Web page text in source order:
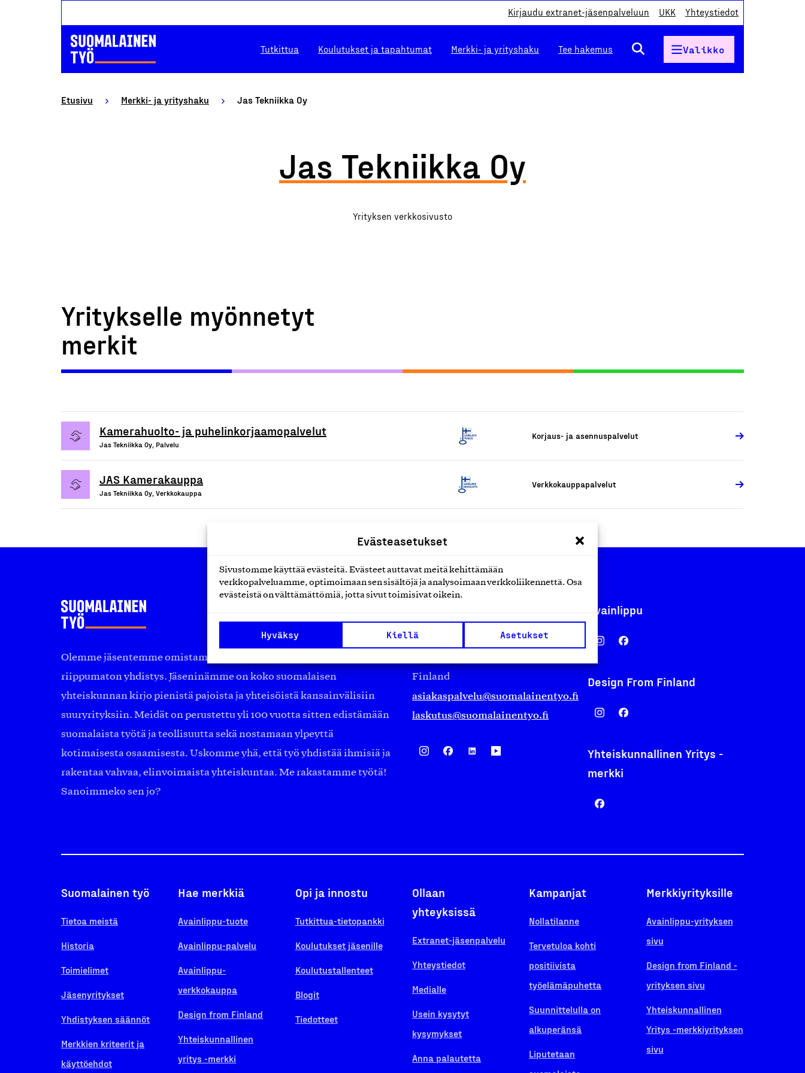
Evästeasetukset
Sivustomme käyttää evästeitä. Evästeet auttavat meitä kehittämään
verkkopalveluamme, optimoimaan sen sisältöjä ja analysoimaan verkkoliikennettä. Osa
evästeistä on välttämättömiä, jotta sivut toimisivat oikein.
Hyväksy Kiellä Asetukset
Kirjaudu extranet-jäsenpalveluun UKK Yhteystiedot
Tutkittua Koulutukset ja tapahtumat Merkki- ja yrityshaku Tee hakemus Valikko
Etusivu Merkki- ja yrityshaku Jas Tekniikka Oy
Jas Tekniikka Oy
Yrityksen verkkosivusto
Yritykselle myönnetyt
merkit
Kamerahuolto- ja puhelinkorjaamopalvelut
Jas Tekniikka Oy, Palvelu
Korjaus- ja asennuspalvelut
JAS Kamerakauppa
Jas Tekniikka Oy, Verkkokauppa
Verkkokauppapalvelut
Olemme jäsentemme omistama puolueeton, työmarkkinajärjestöistä
riippumaton yhdistys. Jäseninämme on koko suomalaisen
yhteiskunnan kirjo pienistä pajoista ja yhteisöistä kansainvälisiin
suuryrityksiin. Meidät on perustettu yli 100 vuotta sitten edistämään
suomalaista työtä ja teollisuutta sekä nostamaan ylpeyttä
kotimaisesta osaamisesta. Uskomme yhä, että työ yhdistää ihmisiä ja
rakentaa vahvaa, elinvoimaista yhteiskuntaa. Me rakastamme työtä!
Sanoimmeko sen jo?
Eteläranta 14,
Finland
asiakaspalvelu@suomalainentyo.fi
laskutus@suomalainentyo.fi
Avainlippu
Design From Finland
Yhteiskunnallinen Yritys -
merkki
Suomalainen työ
Tietoa meistä
Historia
Toimielimet
Jäsenyritykset
Yhdistyksen säännöt
Merkkien kriteerit ja
käyttöehdot
Hae merkkiä
Avainlippu-tuote
Avainlippu-palvelu
Avainlippu-
verkkokauppa
Design from Finland
Yhteiskunnallinen
yritys -merkki
Opi ja innostu
Tutkittua-tietopankki
Koulutukset jäsenille
Koulutustallenteet
Blogit
Tiedotteet
Ollaan
yhteyksissä
Extranet-jäsenpalvelu
Yhteystiedot
Medialle
Usein kysytyt
kysymykset
Anna palautetta
Kampanjat
Nollatilanne
Tervetuloa kohti
positiivista
työelämäpuhetta
Suunnittelulla on
alkuperänsä
Liputetaan
Merkkiyrityksille
Avainlippu-yrityksen
sivu
Design from Finland -
yrityksen sivu
Yhteiskunnallinen
Yritys -merkkiyrityksen
sivu